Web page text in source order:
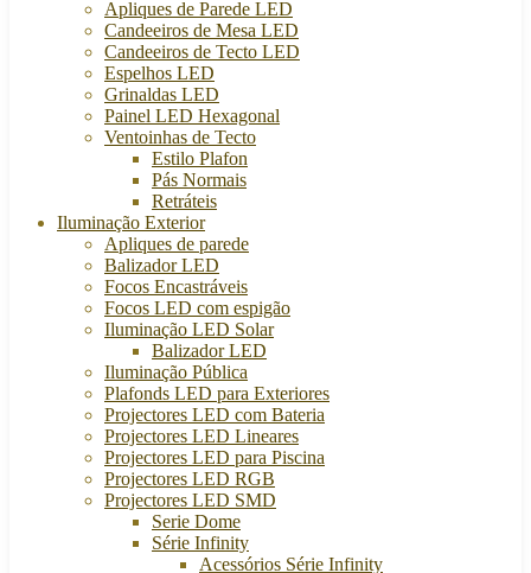
Apliques de Parede LED
Candeeiros de Mesa LED
Candeeiros de Tecto LED
Espelhos LED
Grinaldas LED
Painel LED Hexagonal
Ventoinhas de Tecto
Estilo Plafon
Pás Normais
Retráteis
Iluminação Exterior
Apliques de parede
Balizador LED
Focos Encastráveis
Focos LED com espigão
Iluminação LED Solar
Balizador LED
Iluminação Pública
Plafonds LED para Exteriores
Projectores LED com Bateria
Projectores LED Lineares
Projectores LED para Piscina
Projectores LED RGB
Projectores LED SMD
Serie Dome
Série Infinity
Acessórios Série Infinity